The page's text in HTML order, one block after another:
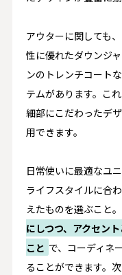
アウターに関しても
性に優れたダウンジ
ンのトレンチコート
テムがあります。こ
細部にこだわったデ
用できます。
日常使いに最適なユ
ライフスタイルに合
えたものを選ぶこと。
にしつつ、アクセン
こと で、コーディネ
ることができます。